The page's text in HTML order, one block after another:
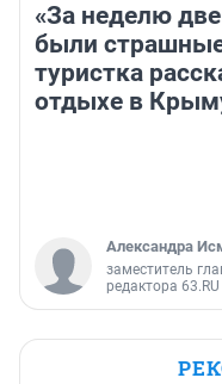
«За неделю
были
туристка
отдыхе в
Александра
заместитель
редактора 63.RU